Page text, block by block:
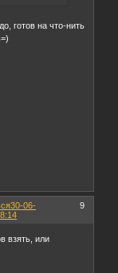
готов на что-нить
9
30-06-
взять, или